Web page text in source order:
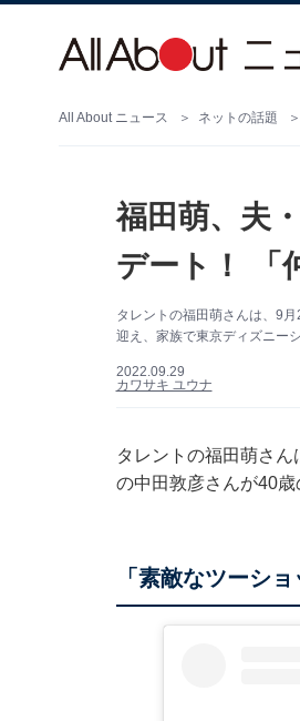
All About ニュース ネットの話題
福田萌、夫
デート！ 「
タレントの福田萌さんは、9
迎え、家族で東京ディズニー
2022.09.29
カワサキ ユウナ
タレントの福田萌さ
の中田敦彦さんが40歳
「素敵なツーシ